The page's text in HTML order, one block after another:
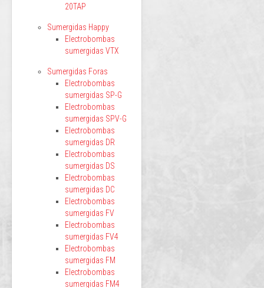
20TAP
Sumergidas Happy
Electrobombas
sumergidas VTX
Sumergidas Foras
Electrobombas
sumergidas SP-G
Electrobombas
sumergidas SPV-G
Electrobombas
sumergidas DR
Electrobombas
sumergidas DS
Electrobombas
sumergidas DC
Electrobombas
sumergidas FV
Electrobombas
sumergidas FV4
Electrobombas
sumergidas FM
Electrobombas
sumergidas FM4